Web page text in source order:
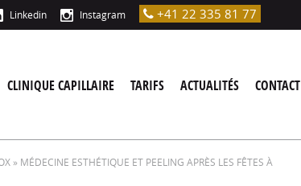
Linkedin Instagram  +41 22 335 81 77
CLINIQUE CAPILLAIRE TARIFS ACTUALITÉS CONTACT
» MÉDECINE ESTHÉTIQUE ET PEELING APRÈS LES FÊTES À